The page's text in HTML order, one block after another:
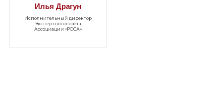
Илья Драгун
Исполнительный директор
Экспертного совета
Ассоциации «РОСА»